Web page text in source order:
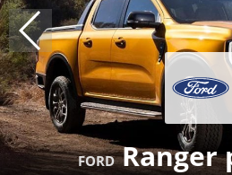
t
i
o
n
FORDRanger